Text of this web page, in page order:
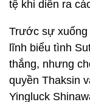
tệ khi diễn ra
Trước sự
lĩnh biểu tình
thắng, nhưng
quyền Thaksin
Yingluck